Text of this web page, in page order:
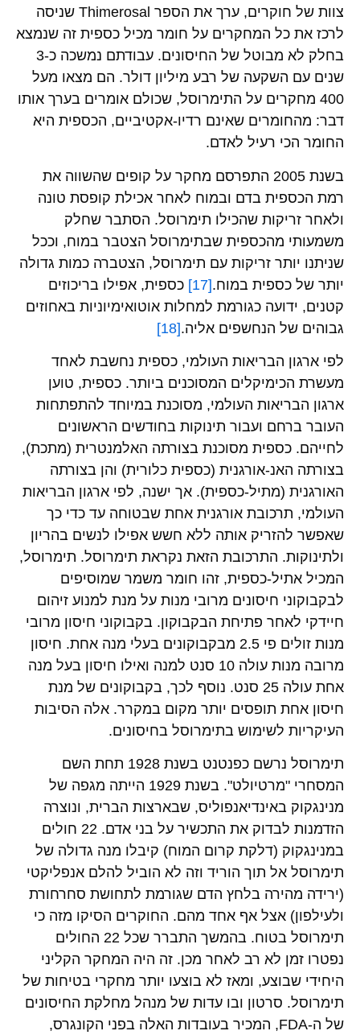
צוות של חוקרים, ערך את הספר Thimerosal שניסה
לרכז את כל המחקרים על חומר מכיל כספית זה שנמצא
בחלק לא מבוטל של החיסונים. עבודתם נמשכה כ-3
שנים עם השקעה של רבע מיליון דולר. הם מצאו מעל
400 מחקרים על התימרוסל, שכולם אומרים בערך אותו
דבר: מהחומרים שאינם רדיו-אקטיביים, הכספית היא
החומר הכי רעיל לאדם.
בשנת 2005 התפרסם מחקר על קופים שהשווה את
רמת הכספית בדם ובמוח לאחר אכילת קופסת טונה
ולאחר זריקות שהכילו תימרוסל. הסתבר שחלק
משמעותי מהכספית שבתימרוסל הצטבר במוח, וככל
שניתנו יותר זריקות עם תימרוסל, הצטברה כמות גדולה
יותר של כספית במוח.[17]
כספית, אפילו בריכוזים
קטנים, ידועה כגורמת למחלות אוטואימיוניות באחוזים
גבוהים של הנחשפים אליה.[18]
לפי ארגון הבריאות העולמי, כספית נחשבת לאחד
מעשרת הכימיקלים המסוכנים ביותר. כספית, טוען
ארגון הבריאות העולמי, מסוכנת במיוחד להתפתחות
העובר ברחם ועבור תינוקות בחודשים הראשונים
לחייהם. כספית מסוכנת בצורתה האלמנטרית (מתכת),
בצורתה האנ-אורגנית (כספית כלורית) והן בצורתה
האורגנית (מתיל-כספית). אך ישנה, לפי ארגון הבריאות
העולמי, תרכובת אורגנית אחת שבטוחה עד כדי כך
שאפשר להזריק אותה ללא חשש אפילו לנשים בהריון
ולתינוקות. התרכובת הזאת נקראת תימרוסל. תימרוסל,
המכיל אתיל-כספית, זהו חומר משמר שמוסיפים
לבקבוקוני חיסונים מרובי מנות על מנת למנוע זיהום
חיידקי לאחר פתיחת הבקבוקון. בקבוקוני חיסון מרובי
מנות זולים פי 2.5 מבקבוקונים בעלי מנה אחת. חיסון
מרובה מנות עולה 10 סנט למנה ואילו חיסון בעל מנה
אחת עולה 25 סנט. נוסף לכך, בקבוקונים של מנת
חיסון אחת תופסים יותר מקום במקרר. אלה הסיבות
העיקריות לשימוש בתימרוסל בחיסונים.
תימרוסל נרשם כפנטנט בשנת 1928 תחת השם
המסחרי "מרטיולט". בשנת 1929 הייתה מגפה של
מנינגקוק באינדיאנפוליס, שבארצות הברית, ונוצרה
הזדמנות לבדוק את התכשיר על בני אדם. 22 חולים
במנינגקוק (דלקת קרום המוח) קיבלו מנה גדולה של
תימרוסל אל תוך הוריד וזה לא הוביל להלם אנפליקטי
(ירידה מהירה בלחץ הדם שגורמת לתחושת סחרחורת
ולעילפון) אצל אף אחד מהם. החוקרים הסיקו מזה כי
תימרוסל בטוח. בהמשך התברר שכל 22 החולים
נפטרו זמן לא רב לאחר מכן. זה היה המחקר הקליני
היחידי שבוצע, ומאז לא בוצעו יותר מחקרי בטיחות של
תימרוסל. סרטון ובו עדות של מנהל מחלקת החיסונים
של ה-FDA, המכיר בעובדות האלה בפני הקונגרס,